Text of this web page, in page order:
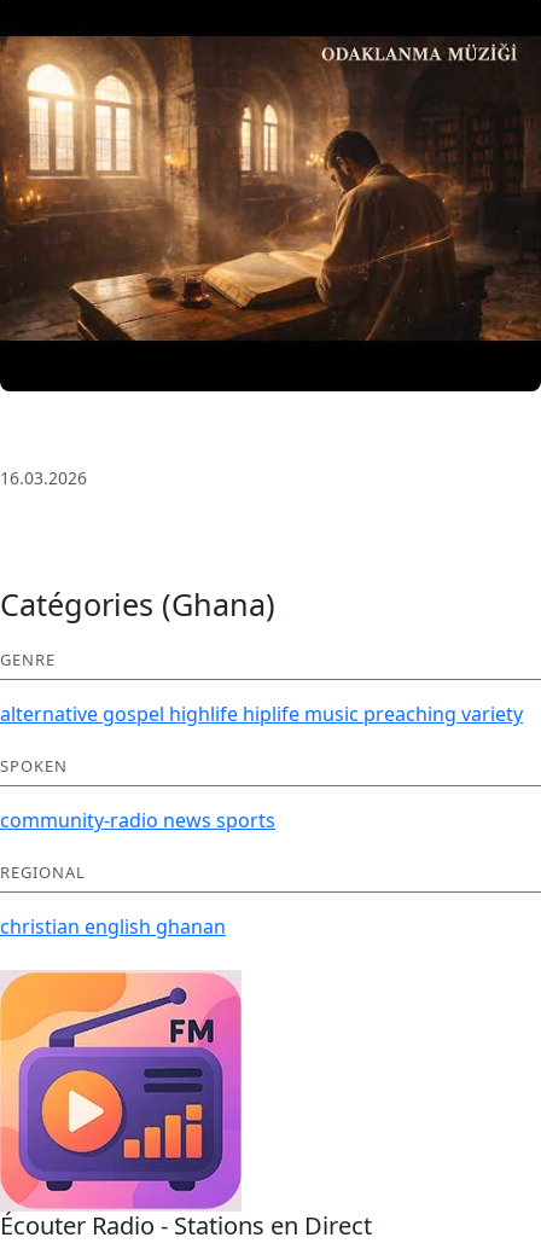
16.03.2026
Catégories (Ghana)
GENRE
alternative gospel highlife hiplife music preaching variety
SPOKEN
community-radio news sports
REGIONAL
christian english ghanan
Écouter Radio - Stations en Direct